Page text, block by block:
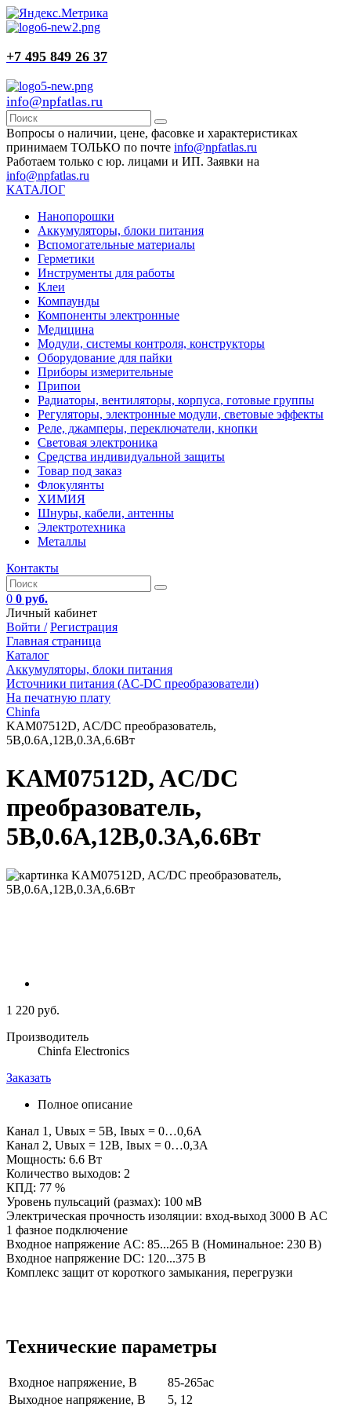
+7 495 849 26 37
info@npfatlas.ru
Вопросы о наличии, цене, фасовке и характеристиках
принимаем ТОЛЬКО по почте info@npfatlas.ru
Работаем только с юр. лицами и ИП. Заявки на
info@npfatlas.ru
КАТАЛОГ
Нанопорошки
Аккумуляторы, блоки питания
Вспомогательные материалы
Герметики
Инструменты для работы
Клеи
Компаунды
Компоненты электронные
Медицина
Модули, системы контроля, конструкторы
Оборудование для пайки
Приборы измерительные
Припои
Радиаторы, вентиляторы, корпуса, готовые группы
Регуляторы, электронные модули, световые эффекты
Реле, джамперы, переключатели, кнопки
Световая электроника
Средства индивидуальной защиты
Товар под заказ
Флокулянты
ХИМИЯ
Шнуры, кабели, антенны
Электротехника
Металлы
Контакты
0 0 руб.
Личный кабинет
Войти / Регистрация
Главная страница
Каталог
Аккумуляторы, блоки питания
Источники питания (AC-DC преобразователи)
На печатную плату
Chinfa
KAM07512D, AC/DC преобразователь,
5В,0.6А,12В,0.3А,6.6Вт
KAM07512D, AC/DC
преобразователь,
5В,0.6А,12В,0.3А,6.6Вт
1 220 руб.
Производитель
Chinfa Electronics
Заказать
Полное описание
Канал 1, Uвых = 5В, Iвых = 0…0,6А
Канал 2, Uвых = 12В, Iвых = 0…0,3А
Мощность: 6.6 Вт
Количество выходов: 2
КПД: 77 %
Уровень пульсаций (размах): 100 мВ
Электрическая прочность изоляции: вход-выход 3000 В AC
1 фазное подключение
Входное напряжение AC: 85...265 В (Номинальное: 230 В)
Входное напряжение DC: 120...375 В
Комплекс защит от короткого замыкания, перегрузки
Технические параметры
Входное напряжение, В
85-265ac
Выходное напряжение, В
5, 12